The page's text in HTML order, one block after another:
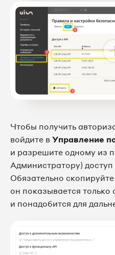
Чтобы получить
войдите в Управление
и разрешите одному из
Администратору)
Обязательно
он показывается
и понадобится для